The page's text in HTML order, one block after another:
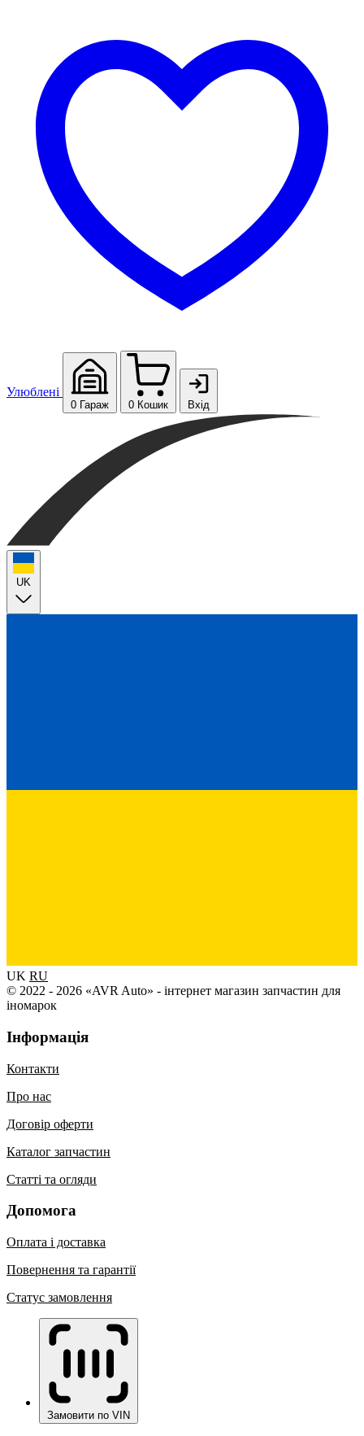
Улюблені
0 Гараж 0 Кошик Вхід
UK RU
© 2022 - 2026 «AVR Auto» - інтернет магазин запчастин для
іномарок
Інформація
Контакти
Про нас
Договір оферти
Каталог запчастин
Статті та огляди
Допомога
Оплата і доставка
Повернення та гарантії
Статус замовлення
Замовити по VIN